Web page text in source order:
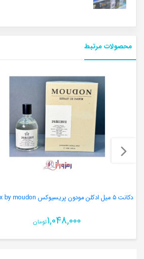
محصولات مرتبط
1,048,000تومان